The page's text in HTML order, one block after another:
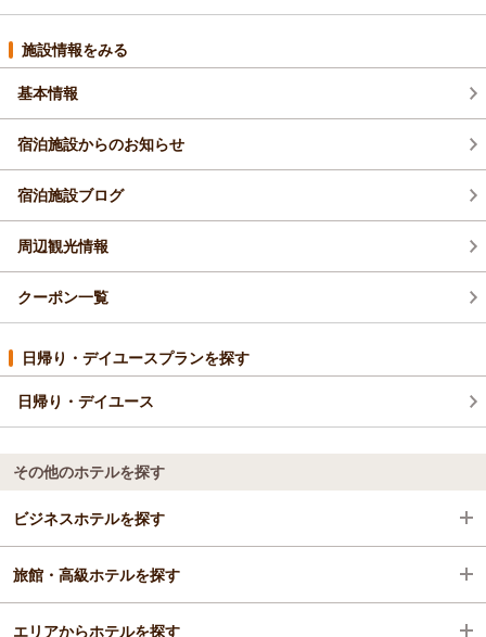
お越しいただけたとのこと、大切な節目に再び当館をお選びい
ご夕食では、落ち着いた雰囲気の中で会席料理をごゆっくりお
いただけたとのお言葉を頂戴し、大変嬉しく拝読いたしまし
た。
また、レストランスタッフの接遇につきましても温かいお褒め
のお言葉をいただき、大変光栄に存じます。
これからも特別な時間をお過ごしいただける宿であり続けられ
るよう、より一層のおもてなしに努めてまいります。
また来年のお誕生日にもお迎えできますことを、スタッフ一同
宮本
施設情報をみる
基本情報
宿泊施設からのお知らせ
宿泊施設ブログ
周辺観光情報
クーポン一覧
日帰り・デイユースプランを探す
日帰り・デイユース
その他のホテルを探す
ビジネスホテルを探す
和歌山県
白浜・龍神
旅館・高級ホテルを探す
和歌山県
エリアからホテルを探す